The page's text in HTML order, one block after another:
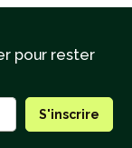
pour rester